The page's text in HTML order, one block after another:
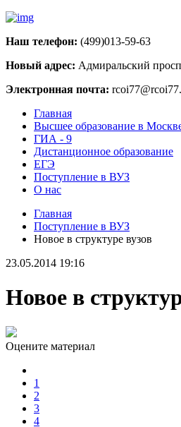
Наш телефон: (499)013-59-63
Новый адрес: Адмиральский
Электронная почта:
Главная
Высшее образование в
ГИА - 9
Дистанционное образование
ЕГЭ
Поступление в ВУЗ
О нас
Главная
Поступление в ВУЗ
Новое в структуре вузов
23.05.2014 19:16
Новое в
Оцените материал
1
2
3
4